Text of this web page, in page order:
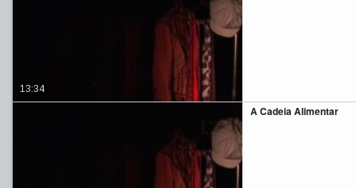
13:34
A Cadeia Alimentar